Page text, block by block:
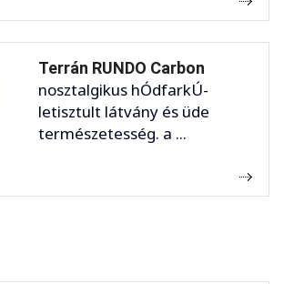
Terrán RUNDO Carbon
nosztalgikus hÓdfarkÚ-
letisztult látvány és üde
természetesség. a ...